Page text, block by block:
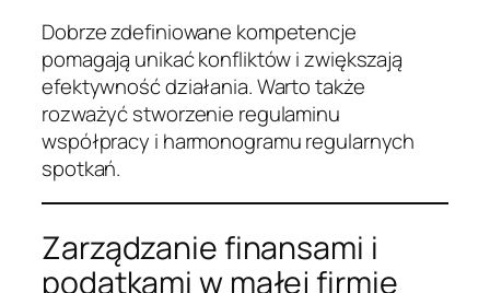
Dobrze zdefiniowane kompetencje
pomagają unikać konfliktów i zwiększają
efektywność działania. Warto także
rozważyć stworzenie regulaminu
współpracy i harmonogramu regularnych
spotkań.
Zarządzanie finansami i
podatkami w małej firmie